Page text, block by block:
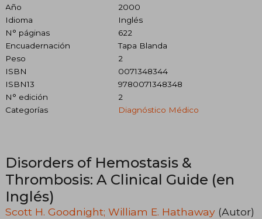
Año
2000
Idioma
Inglés
N° páginas
622
Encuadernación
Tapa Blanda
Peso
2
ISBN
0071348344
ISBN13
9780071348348
N° edición
2
Categorías
Diagnóstico Médico
Disorders of Hemostasis &
Thrombosis: A Clinical Guide (en
Inglés)
Scott H. Goodnight; William E. Hathaway (Autor)